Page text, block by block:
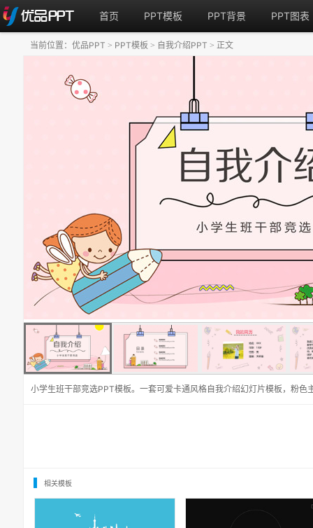
首页 PPT模板 PPT背景 PPT图表
小学生班干部竞选PPT模板。一套可爱卡通风格自我介绍幻灯片模板，粉色
当前位置： 优品PPT > PPT模板 > 自我介绍PPT > 正文
相关模板